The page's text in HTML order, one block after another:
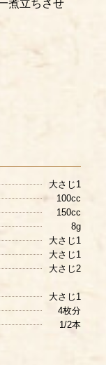
煮立ちさせ
大さじ1
100cc
150cc
8g
大さじ1
大さじ1
大さじ2
大さじ1
4枚分
1/2本